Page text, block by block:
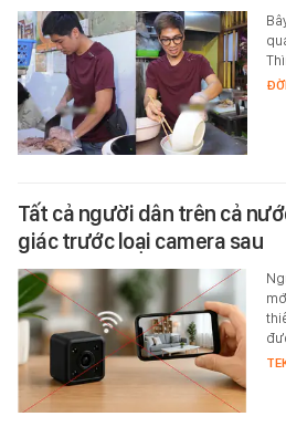
Tất cả người dân trên cả
giác trước loại camera sau